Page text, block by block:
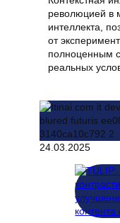
революцией в
интеллекта,
от
полноценным
реальных
24.03.2025